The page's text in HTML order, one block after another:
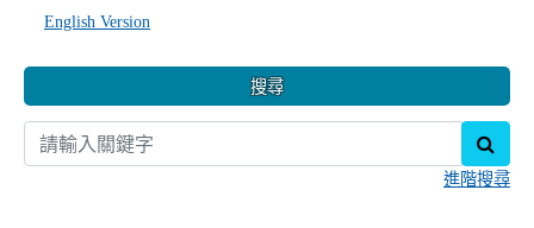
English Version
搜尋
進階搜尋